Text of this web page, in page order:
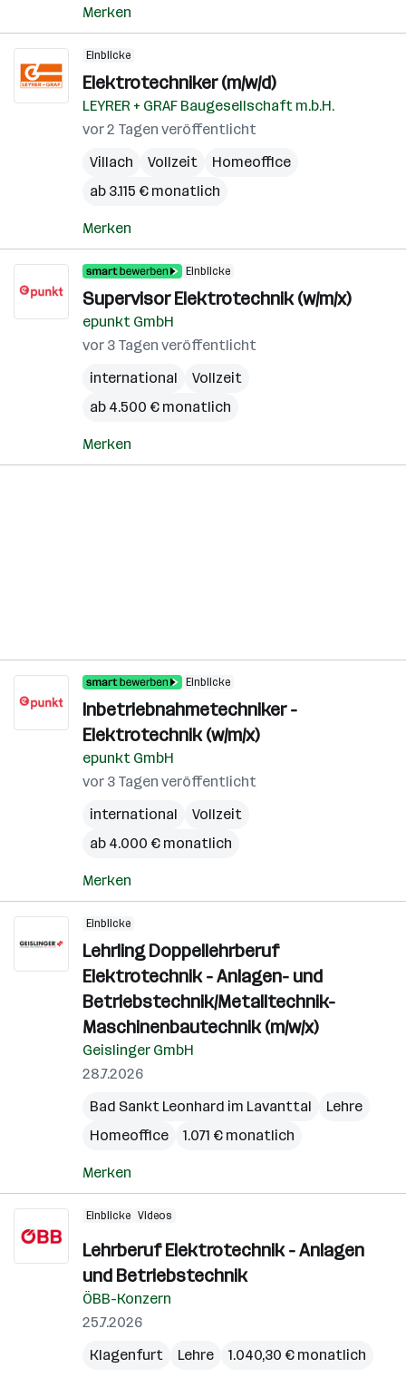
Merken
Einblicke
Elektrotechniker (m/w/d)
LEYRER + GRAF Baugesellschaft m.b.H.
vor 2 Tagen veröffentlicht
Villach
Vollzeit
Homeoffice
ab 3.115 € monatlich
Merken
Einblicke
Supervisor Elektrotechnik (w/m/x)
epunkt GmbH
vor 3 Tagen veröffentlicht
international
Vollzeit
ab 4.500 € monatlich
Merken
Einblicke
Inbetriebnahmetechniker -
Elektrotechnik (w/m/x)
epunkt GmbH
vor 3 Tagen veröffentlicht
international
Vollzeit
ab 4.000 € monatlich
Merken
Einblicke
Lehrling Doppellehrberuf
Elektrotechnik - Anlagen- und
Betriebstechnik/Metalltechnik-
Maschinenbautechnik (m/w/x)
Geislinger GmbH
28.7.2026
Bad Sankt Leonhard im Lavanttal
Lehre
Homeoffice
1.071 € monatlich
Merken
Einblicke Videos
Lehrberuf Elektrotechnik - Anlagen
und Betriebstechnik
ÖBB-Konzern
25.7.2026
Klagenfurt
Lehre 1.040,30 € monatlich